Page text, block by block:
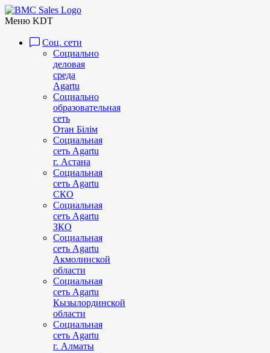
Меню KDT
Соц. сети
Социально
деловая
среда
Agartu
Социально
образовательная
сеть
Отан Бiлiм
Социальная
сеть Agartu
г. Астана
Социальная
сеть Agartu
СКО
Социальная
сеть Agartu
ЗКО
Социальная
сеть Agartu
Акмолинской
области
Социальная
сеть Agartu
Кызылординской
области
Социальная
сеть Agartu
г. Алматы